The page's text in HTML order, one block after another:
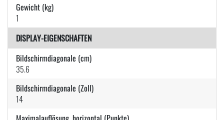
Gewicht (kg)
1
DISPLAY-EIGENSCHAFTEN
Bildschirmdiagonale (cm)
35.6
Bildschirmdiagonale (Zoll)
14